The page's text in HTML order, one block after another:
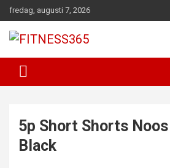
Hoppa
till
innehåll
fredag, augusti 7, 2026
FITNESS365
5p Short Shorts
Black